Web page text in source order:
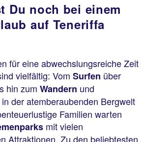
Du noch bei einem
auf Teneriffa
für eine abwechslungsreiche Zeit
vielfältig: Vom Surfen über
hin zum Wandern und
in der atemberaubenden Bergwelt
Familien warten
mit vielen
Attraktionen. Zu den beliebtesten